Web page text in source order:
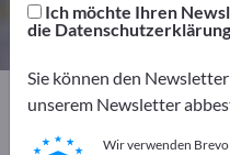
1
Exportpages Transport &
Ich möchte Ihren
die
Sie können den
unserem Newsletter
Wir verwenden